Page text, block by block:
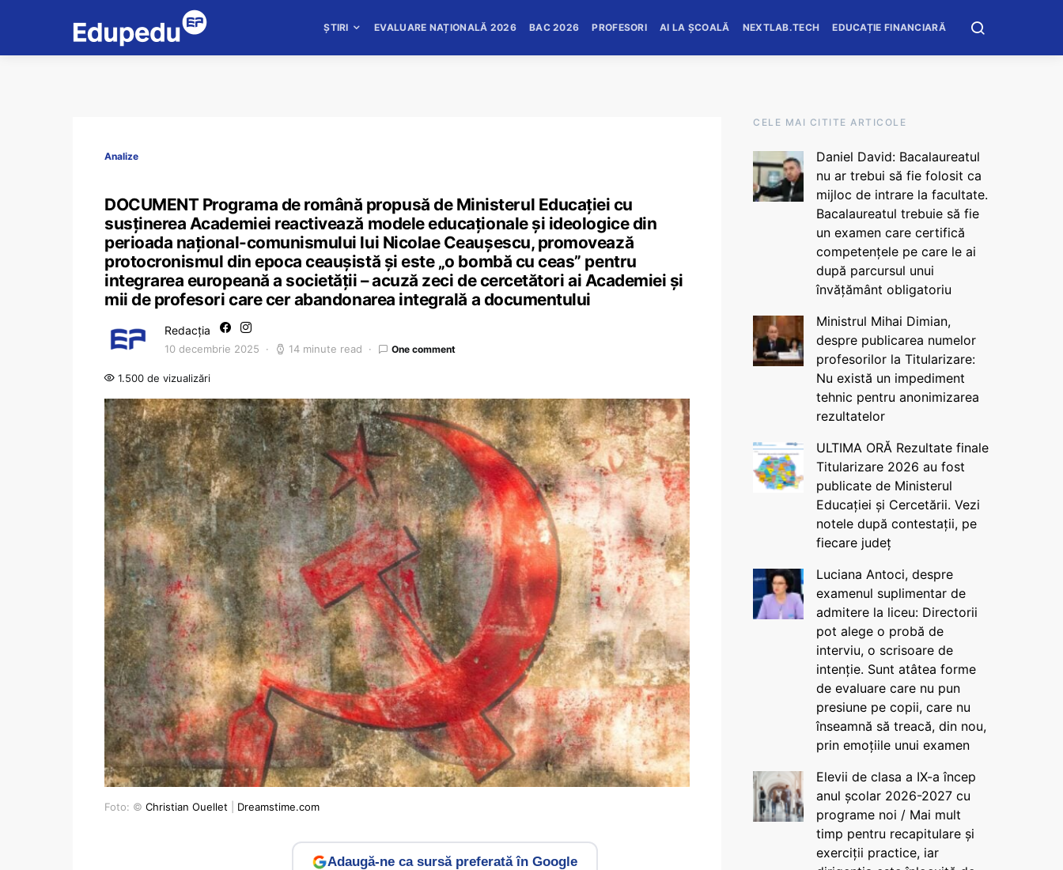
ȘTIRI EVALUARE NAȚIONALĂ 2026 BAC 2026 PROFESORI AI LA ȘCOALĂ NEXTLAB.TECH EDUCAȚIE FINANCIARĂ
Analize
DOCUMENT Programa de română propusă de Ministerul Educației cu
susținerea Academiei reactivează modele educaționale și ideologice din
perioada național-comunismului lui Nicolae Ceaușescu, promovează
protocronismul din epoca ceaușistă și este „o bombă cu ceas” pentru
integrarea europeană a societății – acuză zeci de cercetători ai Academiei și
mii de profesori care cer abandonarea integrală a documentului
Redacția
10 decembrie 2025 14 minute read One comment
1.500 de vizualizări
Foto: © Christian Ouellet Dreamstime.com
Adaugă-ne ca sursă preferată în Google
CELE MAI CITITE ARTICOLE
Daniel David: Bacalaureatul
nu ar trebui să fie folosit ca
mijloc de intrare la facultate.
Bacalaureatul trebuie să fie
un examen care certifică
competențele pe care le ai
după parcursul unui
învățământ obligatoriu
Ministrul Mihai Dimian,
despre publicarea numelor
profesorilor la Titularizare:
Nu există un impediment
tehnic pentru anonimizarea
rezultatelor
ULTIMA ORĂ Rezultate finale
Titularizare 2026 au fost
publicate de Ministerul
Educației și Cercetării. Vezi
notele după contestații, pe
fiecare județ
Luciana Antoci, despre
examenul suplimentar de
admitere la liceu: Directorii
pot alege o probă de
interviu, o scrisoare de
intenție. Sunt atâtea forme
de evaluare care nu pun
presiune pe copii, care nu
înseamnă să treacă, din nou,
prin emoțiile unui examen
Elevii de clasa a IX-a încep
anul școlar 2026-2027 cu
programe noi / Mai mult
timp pentru recapitulare și
exerciții practice, iar